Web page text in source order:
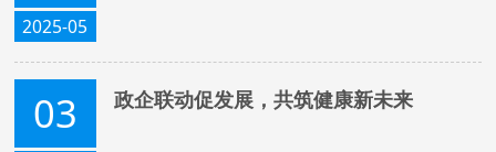
2025-05
03 政企联动促发展，共筑健康新未来